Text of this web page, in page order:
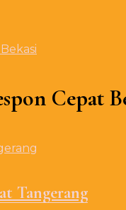
Cepat
Tangerang